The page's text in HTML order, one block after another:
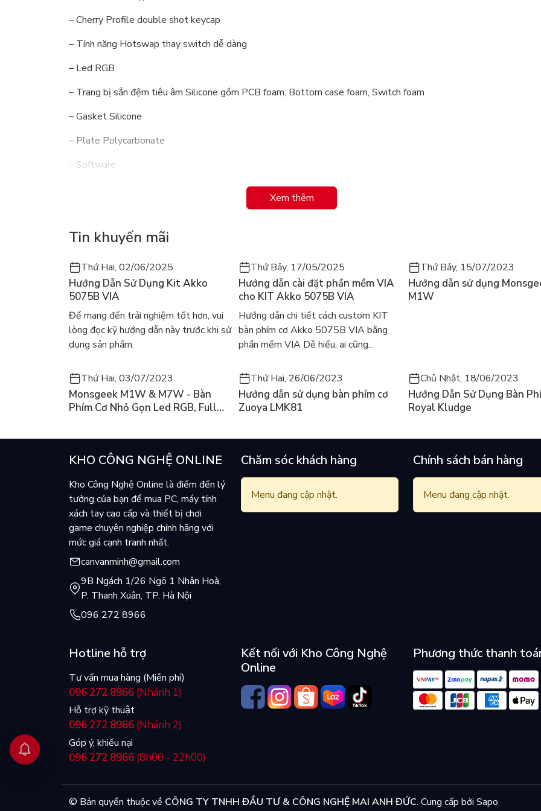
– Cherry Profile double shot keycap
– Tính năng Hotswap thay switch dễ dàng
– Led RGB
– Trang bị sẵn đệm tiêu âm Silicone gồm PCB foam, Bottom case foam, Switch foam
– Gasket Silicone
– Plate Polycarbonate
– Software
– Switch Kailhbox Box Rosa, Kailbox Jeyllfish, Kailhbox Coolmint
– Bảo hành chính hãng 12 tháng
Bàn phím FL-Esports Q75 3 Mode Là chiếc bàn phím cơ cao cấp của FL-Esports với thiết kế Garket
Moutnt vô cùng đặc biệt cho cảm giác gõ tốt hơn.
1. Kailh Box Jellyfish
- Type: Clicky
- Operating force: 47gf
- Total travel: 3.6mm
2. Kailh Box Coolmint
- Type: Linear
- Operating force: 40gf
- Pre-travel: 1.8mm
- Total travel: 4.0mm
3. Kailh Box Rosa
- Type: Linear
- Operating force: 38gf
- Pre-travel: 1.8mm
- Total travel: 3.6mm
4. Kailh Box Clione Limacina
Xem thêm
Tin khuyến mãi
Thứ Hai, 02/06/2025
Hướng Dẫn Sử Dụng Kit Akko
5075B VIA
Để mang đến trải nghiệm tốt hơn, vui
lòng đọc kỹ hướng dẫn này trước khi sử
dụng sản phẩm.
Thứ Bảy, 17/05/2025
Hướng dẫn cài đặt phần mềm VIA
cho KIT Akko 5075B VIA
Hướng dẫn chi tiết cách custom KIT
bàn phím cơ Akko 5075B VIA bằng
phần mềm VIA Dễ hiểu, ai cũng...
Thứ Bảy, 15/07/2023
Hướng dẫn sử dụng
M1W
Thứ Hai, 03/07/2023
Monsgeek M1W & M7W - Bàn
Phím Cơ Nhỏ Gọn Led RGB, Full
Thứ Hai, 26/06/2023
Hướng dẫn sử dụng bàn phím cơ
Zuoya LMK81
Chủ Nhật, 18/06/2023
Hướng Dẫn Sử Dụng Bàn
Royal Kludge
KHO CÔNG NGHỆ ONLINE
Kho Công Nghệ Online là điểm đến lý
tưởng của bạn để mua PC, máy tính
xách tay cao cấp và thiết bị chơi
game chuyên nghiệp chính hãng với
mức giá cạnh tranh nhất.
canvanminh@gmail.com
9B Ngách 1/26 Ngõ 1 Nhân Hoà,
P. Thanh Xuân, TP. Hà Nội
096 272 8966
Chăm sóc khách hàng
Menu đang cập nhật.
Chính sách bán hàng
Menu đang cập nhật.
Hotline hỗ trợ
Tư vấn mua hàng (Miễn phí)
096 272 8966 (Nhánh 1)
Hỗ trợ kỹ thuật
096 272 8966 (Nhánh 2)
Góp ý, khiếu nại
096 272 8966 (8h00 - 22h00)
Kết nối với Kho Công Nghệ
Online
Phương thức thanh
© Bản quyền thuộc về CÔNG TY TNHH ĐẦU TƯ & CÔNG NGHỆ MAI ANH ĐỨC. Cung cấp bởi Sapo